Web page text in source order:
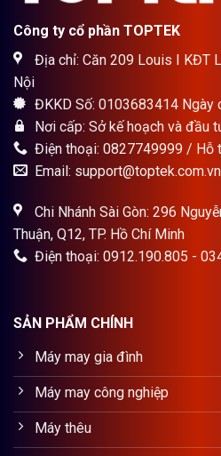
Công ty cổ phần TOPTEK
Địa chỉ: Căn 209 Louis I KĐT
Nội
ĐKKD Số: 0103683414
Nơi cấp: Sở kế hoạch và đầu
Điện thoại: 0827749999 / Hỗ
Email: support@toptek.com.vn
Chi Nhánh Sài Gòn: 296
Thuận, Q12, TP. Hồ Chí Minh
Điện thoại: 0912.190.805 -
SẢN PHẨM CHÍNH
Máy may gia đình
Máy may công nghiệp
Máy thêu